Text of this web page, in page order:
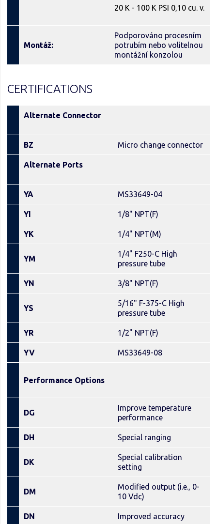
20 K - 100 K PSI 0,10 cu. v.
Montáž:
Podporováno procesním
potrubím nebo volitelnou
montážní konzolou
CERTIFICATIONS
Alternate Connector
BZ Micro change connector
Alternate Ports
YA MS33649-04
YI 1/8" NPT(F)
YK 1/4" NPT(M)
YM
1/4" F250-C High
pressure tube
YN 3/8" NPT(F)
YS
5/16" F-375-C High
pressure tube
YR 1/2" NPT(F)
YV MS33649-08
Performance Options
DG
Improve temperature
performance
DH Special ranging
DK
Special calibration
setting
DM
Modified output (i.e., 0-
10 Vdc)
DN Improved accuracy